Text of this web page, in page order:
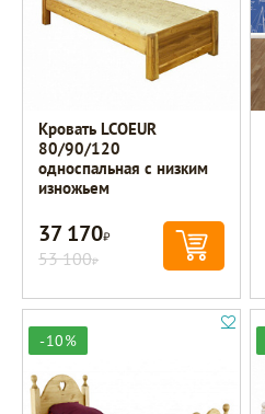
Кровать LCOEUR
80/90/120
односпальная с низким
изножьем
37 170Р
53 100Р
-10%